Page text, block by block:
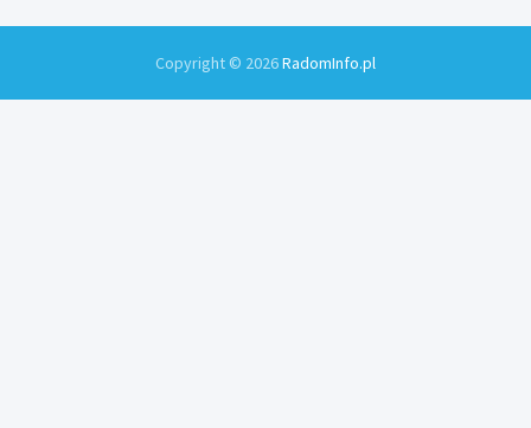
Copyright © 2026RadomInfo.pl